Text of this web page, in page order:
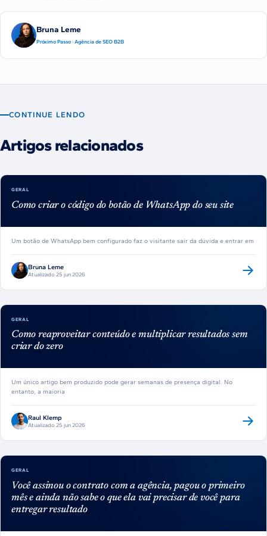
Bruna Leme
Próximo Passo · Agência de SEO B2B
CONTINUE LENDO
Artigos relacionados
GERAL
Como criar o código do botão de WhatsApp do seu site
Um botão de WhatsApp bem configurado faz o visitante sair da dúvida e entrar em
Bruna Leme
Atualizado 25 jun 2026
GERAL
Como reaproveitar conteúdo e multiplicar resultados sem
criar do zero
Um único artigo bem produzido pode gerar semanas de presença digital. No
entanto, a maioria
Raul Klemp
Atualizado 25 jun 2026
GERAL
Você assinou o contrato com a agência, pagou o primeiro
mês e ainda não sabe o que ela vai precisar de você para
entregar resultado